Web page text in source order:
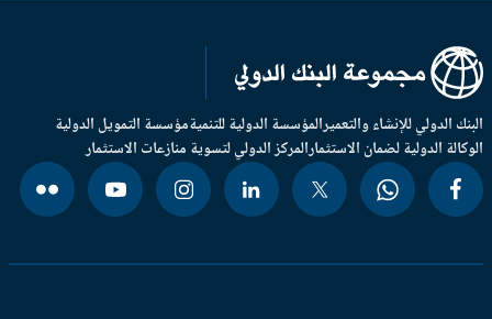
الدولي للإنشاء والتعميرالمؤسسة الدولية للتنميةمؤسسة التمويل الدولية
الدولية لضمان الاستثمارالمركز الدولي لتسوية منازعات الاستثمار